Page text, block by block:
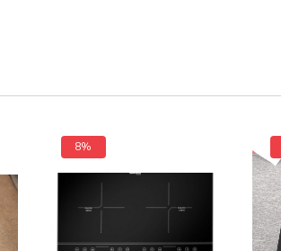
8%